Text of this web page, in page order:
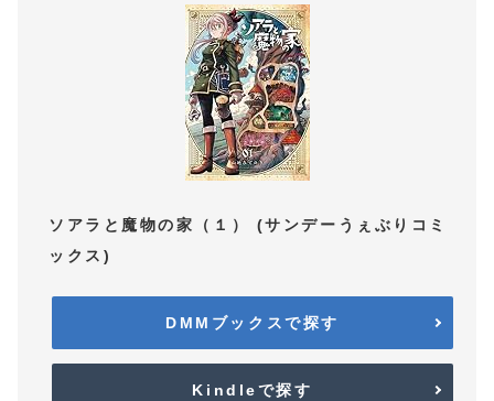
ソアラと魔物の家（１） (サンデーうぇぶりコミ
ックス)
DMMブックスで探す
Kindleで探す